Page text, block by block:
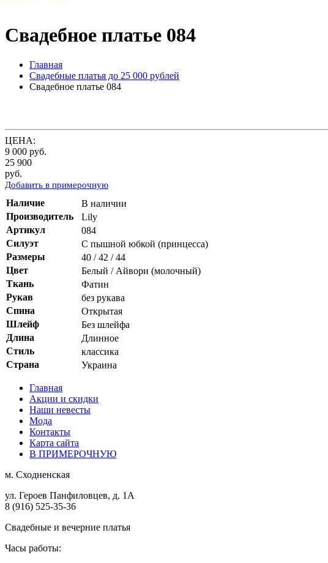
Свадебное платье 084
Главная
Свадебные платья до 25 000 рублей
Свадебное платье 084
ЦЕНА:
9 000 руб.
25 900
руб.
Добавить в примерочную
Наличие
В наличии
Производитель
Lily
Артикул
084
Силуэт
С пышной юбкой (принцесса)
Размеры
40 / 42 / 44
Цвет
Белый / Айвори (молочный)
Ткань
Фатин
Рукав
без рукава
Спина
Открытая
Шлейф
Без шлейфа
Длина
Длинное
Стиль
классика
Страна
Украина
Главная
Акции и скидки
Наши невесты
Мода
Контакты
Карта сайта
В ПРИМЕРОЧНУЮ
м. Сходненская
ул. Героев Панфиловцев, д. 1А
8 (916) 525-35-36
Свадебные и вечерние платья
Часы работы: